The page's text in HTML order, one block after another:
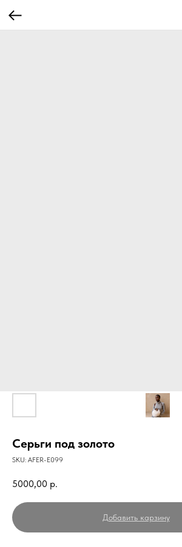
Серьги под золото
SKU: AFER-E099
5000,00 р.
Добавить карзину